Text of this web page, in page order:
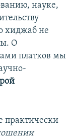
науке,
хиджаб не
О
платков мы
практически